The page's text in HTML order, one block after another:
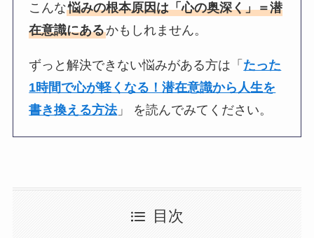
こんな悩みの根本原因は「心の奥深く」＝潜
在意識にあるかもしれません。
ずっと解決できない悩みがある方は「 たった
1時間で心が軽くなる！潜在意識から人生を
書き換える方法」 を読んでみてください。
目次